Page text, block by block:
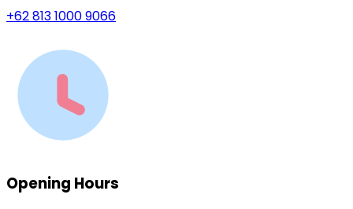
+62 813 1000 9066
Opening Hours